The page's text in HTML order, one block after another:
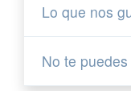
Lo que nos
No te